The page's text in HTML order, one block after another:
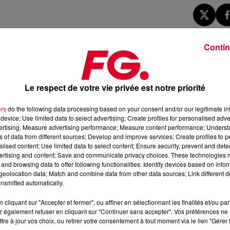
de la Maison FG, nous trouvons le tout dernier single de
come-back en dévoilantI Just Might, premier extrait de son
2026, soit une décennie après le précédent opus
du feel good, les trente premières secondes suffisent
un grand sourire.
en avant plusieurs remixes officiels, Bruno Mars a, lui
de revisiter ce singleI Just Might, mais l'artiste américain
en y injectant des sonorités House, avec parfois des
les festivaliers de
Tomorrowland Winter le 22 mars 2026
Le respect de votre vie privée est notre priorité
do the following data processing based on your consent and/or our legitimate
Use limited data to select advertising; Create profiles for personalised
Measure advertising performance; Measure content performance;
of data from different sources; Develop and improve services; Create profiles to
content; Use limited data to select content; Ensure security, prevent and
and content; Save and communicate privacy choices. These technologies
browsing data to offer following functionalities: Identify devices based on
data; Match and combine data from other data sources; Link different
automatically.
cliquant sur "Accepter et fermer", ou affiner en sélectionnant les finalités et/ou
également refuser en cliquant sur "Continuer sans accepter". Vos préférences
à jour vos choix, ou retirer votre consentement à tout moment via le lien